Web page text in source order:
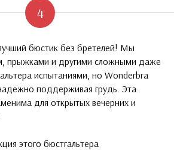
4
бюстик без бретелей! Мы
прыжками и другими сложными даже
испытаниями, но Wonderbra
поддерживая грудь. Эта
для открытых вечерних и
этого бюстгальтера